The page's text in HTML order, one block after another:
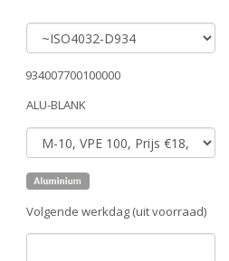
934007700100000
ALU-BLANK
Volgende werkdag (uit voorraad)